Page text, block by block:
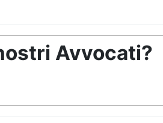
Avvocati?